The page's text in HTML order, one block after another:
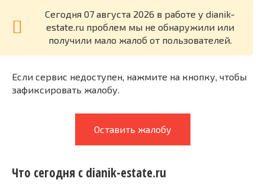
Cегодня 07 августа 2026 в работе у dianik-
estate.ru проблем мы не обнаружили или
получили мало жалоб от пользователей.
Если сервис недоступен, нажмите на кнопку, чтобы
зафиксировать жалобу.
Оставить жалобу
Что сегодня с dianik-estate.ru